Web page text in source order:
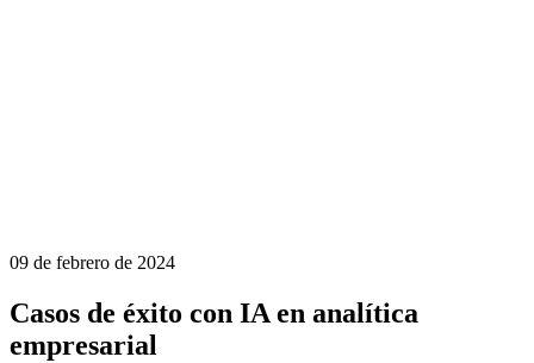
09 de febrero de 2024
Casos de éxito con IA en analítica
empresarial